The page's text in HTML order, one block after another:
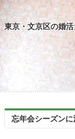
東京・文京区の婚
忘年会シーズン